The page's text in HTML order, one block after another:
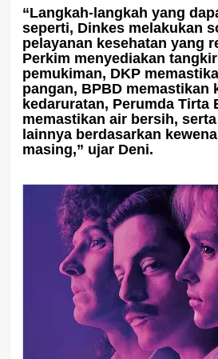
“Langkah-langkah yang
seperti, Dinkes melakukan
pelayanan kesehatan yang
Perkim menyediakan
pemukiman, DKP
pangan, BPBD memastikan
kedaruratan, Perumda Tirta
memastikan air bersih, serta
lainnya berdasarkan
masing,” ujar Deni.